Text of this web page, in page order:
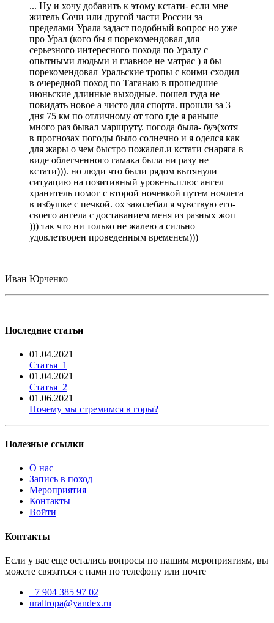
... Ну и хочу добавить к этому кстати- если мне
житель Сочи или другой части России за
пределами Урала задаст подобный вопрос но уже
про Урал (кого бы я порекомендовал для
серьезного интересного похода по Уралу с
опытными людьми и главное не матрас ) я бы
порекомендовал Уральские тропы с коими сходил
в очередной поход по Таганаю в прошедшие
июньские длинные выходные. пошел туда не
повидать новое а чисто для спорта. прошли за 3
дня 75 км по отличному от того где я раньше
много раз бывал маршруту. погода была- буэ(хотя
в прогнозах погоды было солнечно и я оделся как
для жары о чем быстро пожалел.и кстати снаряга в
виде облегченного гамака была ни разу не
кстати))). но люди что были рядом вытянули
ситуацию на позитивный уровень.плюс ангел
хранитель помог с второй ночевкой путем ночлега
в избушке с печкой. ох заколебал я чувствую его-
своего ангела с доставанием меня из разных жоп
))) так что ни только не жалею а сильно
удовлетворен проведенным временем)))
Иван Юрченко
Последние статьи
01.04.2021
Статья_1
01.04.2021
Статья_2
01.06.2021
Почему мы стремимся в горы?
Полезные ссылки
О нас
Запись в поход
Мероприятия
Контакты
Войти
Контакты
Если у вас еще остались вопросы по нашим мероприятиям, вы
можете связаться с нами по телефону или почте
+7 904 385 97 02
uraltropa@yandex.ru